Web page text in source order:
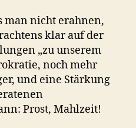
man nicht erahnen,
klar auf der
„zu unserem
noch mehr
und eine Stärkung
Prost, Mahlzeit!